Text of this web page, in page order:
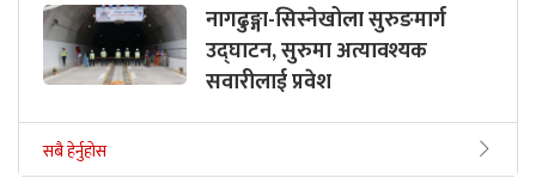
नागढुङ्गा-सिस्नेखोला सुरुङमार्ग
उद्घाटन, सुरुमा अत्यावश्यक
सवारीलाई प्रवेश
सबै हेर्नुहोस